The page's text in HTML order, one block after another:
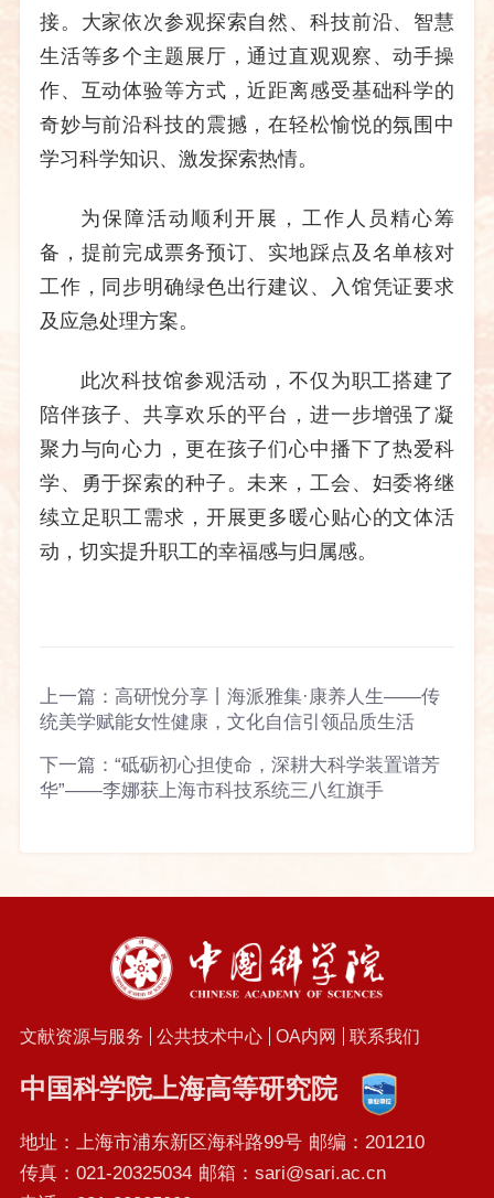
接。大家依次参观探索自然、科技前沿、智慧
生活等多个主题展厅，通过直观观察、动手操
作、互动体验等方式，近距离感受基础科学的
奇妙与前沿科技的震撼，在轻松愉悦的氛围中
学习科学知识、激发探索热情。
为保障活动顺利开展，工作人员精心筹
备，提前完成票务预订、实地踩点及名单核对
工作，同步明确绿色出行建议、入馆凭证要求
及应急处理方案。
此次科技馆参观活动，不仅为职工搭建了
陪伴孩子、共享欢乐的平台，进一步增强了凝
聚力与向心力，更在孩子们心中播下了热爱科
学、勇于探索的种子。未来，工会、妇委将继
续立足职工需求，开展更多暖心贴心的文体活
动，切实提升职工的幸福感与归属感。
上一篇： 高研悅分享丨海派雅集·康养人生——传
统美学赋能女性健康，文化自信引领品质生活
下一篇： “砥砺初心担使命，深耕大科学装置谱芳
华”——李娜获上海市科技系统三八红旗手
文献资源与服务 公共技术中心 OA内网 联系我们
中国科学院上海高等研究院
地址：上海市浦东新区海科路99号 邮编：201210
传真：021-20325034 邮箱：sari@sari.ac.cn